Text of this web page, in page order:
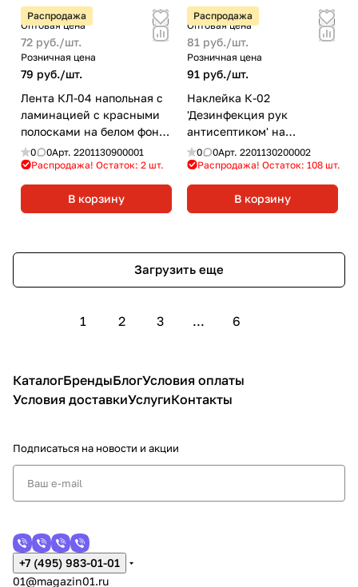
Распродажа
Оптовая цена
72 руб./шт.
Розничная цена
79 руб./шт.
Лента КЛ-04 напольная с
ламинацией с красными
полосками на белом фоне
50х1000
0 0Арт. 2201130900001
Распродажа! Остаток: 2 шт.
В корзину
Распродажа
Оптовая цена
81 руб./шт.
Розничная цена
91 руб./шт.
Наклейка К-02
'Дезинфекция рук
антисептиком' на
самоклеящейся пленке
0 0Арт. 2201130200002
Распродажа! Остаток: 108 шт.
В корзину
Загрузить еще
1 2 3 ... 6
КаталогБрендыБлогУсловия оплаты
Условия доставкиУслугиКонтакты
Подписаться на новости и акции
+7 (495) 983-01-01
01@magazin01.ru